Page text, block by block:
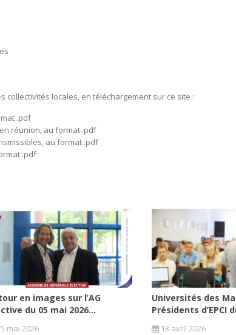
collectivités locales, en téléchargement sur ce site :
.pdf
réunion, au format .pdf
au format .pdf
.pdf
en images sur l’AG
du 05 mai 2026...
mai 2026
Universités des
Présidents d’EPCI
13 avril 2026